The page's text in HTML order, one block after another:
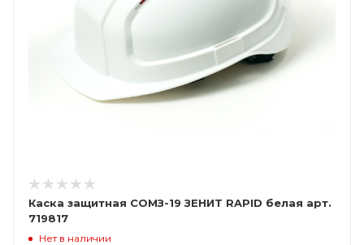
Каска защитная СОМЗ-19 ЗЕНИТ RAPID белая арт.
719817
Нет в наличии